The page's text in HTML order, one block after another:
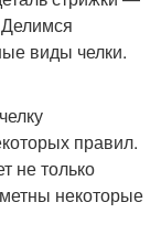
виды челки.
правил.
не только
некоторые